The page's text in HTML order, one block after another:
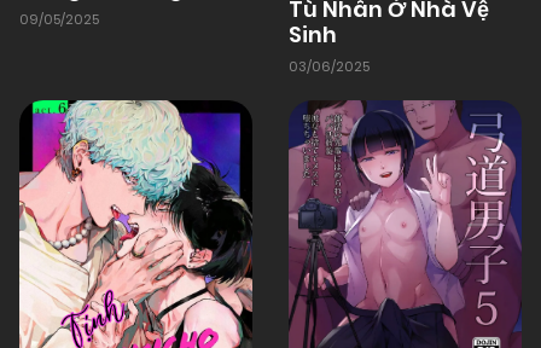
Chapter 9 01/01/1970
Chapter 8 01/01/1970
Chapter 7 01/01/1970
09/05/2025
Tù Nhân Ở Nhà Vệ
Sinh
03/06/2025